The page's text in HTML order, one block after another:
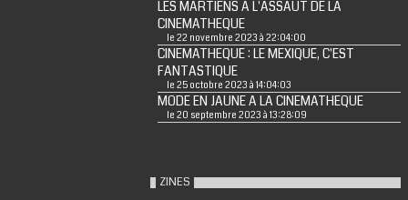
LES MARTIENS A L'ASSAUT DE LA
CINEMATHEQUE
le 22 novembre 2023 à 22:04:00
CINEMATHEQUE : LE MEXIQUE, C'EST
FANTASTIQUE
le 25 octobre 2023 à 14:04:03
MODE EN JAUNE A LA CINEMATHEQUE
le 20 septembre 2023 à 13:28:09
ZINES